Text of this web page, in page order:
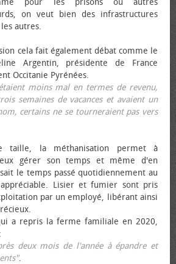
pour les prisons ou autres
on veut bien des infrastructures
autres.
cela fait également débat comme le
Argentin, présidente de France
Occitanie Pyrénées.
moins mal en termes de revenu,
semaines de vacances et avaient un
certains ne se tourneraient pas vers
taille, la méthanisation permet à
gérer son temps et même d'en
le temps passé quotidiennement au
Lisier et fumier sont pris
par un employé, libérant ainsi
a repris la ferme familiale en 2020,
deux mois de l'année à épandre et
.